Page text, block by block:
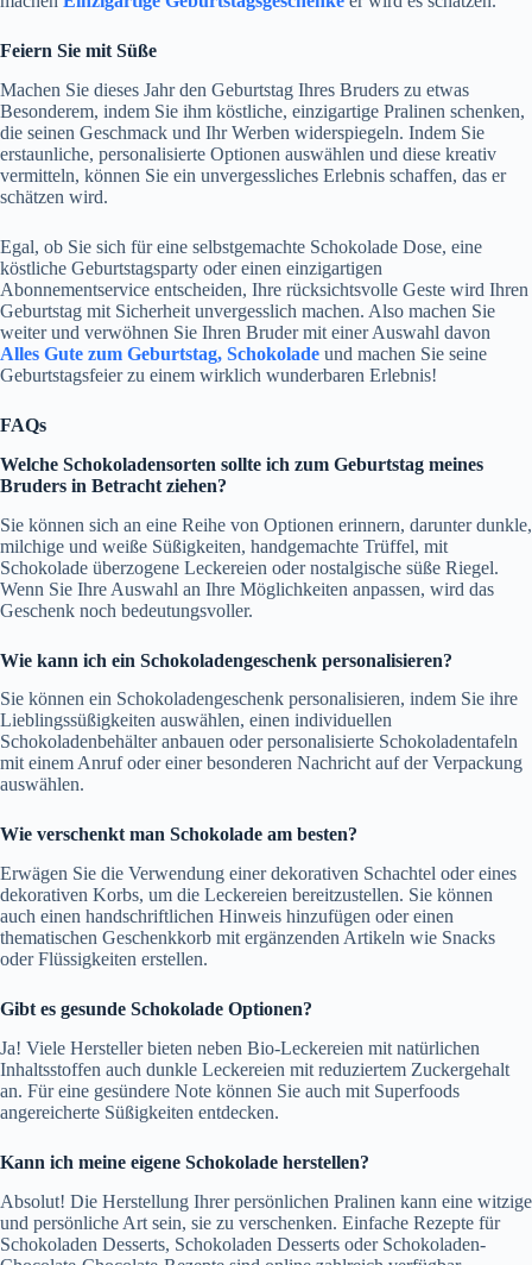
Feiern Sie mit Süße
Machen Sie dieses Jahr den Geburtstag Ihres Bruders zu etwas
Besonderem, indem Sie ihm köstliche, einzigartige Pralinen schenken,
die seinen Geschmack und Ihr Werben widerspiegeln. Indem Sie
erstaunliche, personalisierte Optionen auswählen und diese kreativ
vermitteln, können Sie ein unvergessliches Erlebnis schaffen, das er
schätzen wird.
Egal, ob Sie sich für eine selbstgemachte Schokolade Dose, eine
köstliche Geburtstagsparty oder einen einzigartigen
Abonnementservice entscheiden, Ihre rücksichtsvolle Geste wird Ihren
Geburtstag mit Sicherheit unvergesslich machen. Also machen Sie
weiter und verwöhnen Sie Ihren Bruder mit einer Auswahl davon
Alles Gute zum Geburtstag, Schokolade und machen Sie seine
Geburtstagsfeier zu einem wirklich wunderbaren Erlebnis!
FAQs
Welche Schokoladensorten sollte ich zum Geburtstag meines
Bruders in Betracht ziehen?
Sie können sich an eine Reihe von Optionen erinnern, darunter dunkle,
milchige und weiße Süßigkeiten, handgemachte Trüffel, mit
Schokolade überzogene Leckereien oder nostalgische süße Riegel.
Wenn Sie Ihre Auswahl an Ihre Möglichkeiten anpassen, wird das
Geschenk noch bedeutungsvoller.
Wie kann ich ein Schokoladengeschenk personalisieren?
Sie können ein Schokoladengeschenk personalisieren, indem Sie ihre
Lieblingssüßigkeiten auswählen, einen individuellen
Schokoladenbehälter anbauen oder personalisierte Schokoladentafeln
mit einem Anruf oder einer besonderen Nachricht auf der Verpackung
auswählen.
Wie verschenkt man Schokolade am besten?
Erwägen Sie die Verwendung einer dekorativen Schachtel oder eines
dekorativen Korbs, um die Leckereien bereitzustellen. Sie können
auch einen handschriftlichen Hinweis hinzufügen oder einen
thematischen Geschenkkorb mit ergänzenden Artikeln wie Snacks
oder Flüssigkeiten erstellen.
Gibt es gesunde Schokolade Optionen?
Ja! Viele Hersteller bieten neben Bio-Leckereien mit natürlichen
Inhaltsstoffen auch dunkle Leckereien mit reduziertem Zuckergehalt
an. Für eine gesündere Note können Sie auch mit Superfoods
angereicherte Süßigkeiten entdecken.
Kann ich meine eigene Schokolade herstellen?
Absolut! Die Herstellung Ihrer persönlichen Pralinen kann eine witzige
und persönliche Art sein, sie zu verschenken. Einfache Rezepte für
Schokoladen Desserts, Schokoladen Desserts oder Schokoladen-